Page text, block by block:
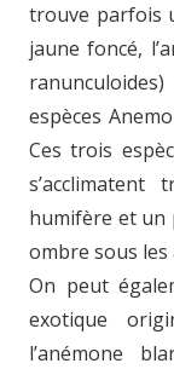
trouve parfois
jaune foncé,
espèces
Ces trois
humifère et un
ombre sous les
On peut
exotique
l’anémone